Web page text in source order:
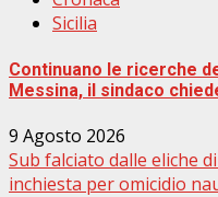
Sicilia
Continuano le ricerche
Messina, il sindaco
9 Agosto 2026
Sub falciato dalle eliche
inchiesta per omicidio